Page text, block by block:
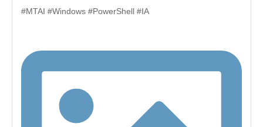
#MTAI #Windows #PowerShell #IA